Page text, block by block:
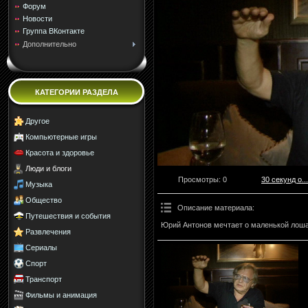
Форум
Новости
Группа ВКонтакте
Дополнительно
КАТЕГОРИИ РАЗДЕЛА
Другое
Компьютерные игры
Красота и здоровье
Люди и блоги
Музыка
Общество
Путешествия и события
Развлечения
Сериалы
Спорт
Транспорт
Фильмы и анимация
Просмотры: 0 30 секунд о...
Описание материала:
Юрий Антонов мечтает о маленькой